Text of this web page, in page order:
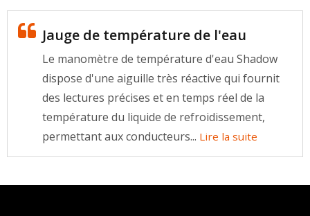
Jauge de température de l'eau
Le manomètre de température d'eau Shadow
dispose d'une aiguille très réactive qui fournit
des lectures précises et en temps réel de la
température du liquide de refroidissement,
permettant aux conducteurs... Lire la suite